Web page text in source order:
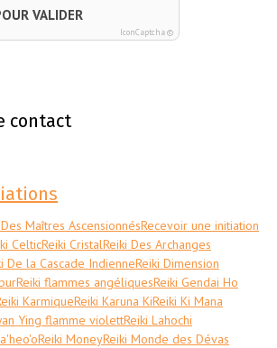
VALIDER
IconCaptcha ©
contact
Maîtres AscensionnésRecevoir une initiation
CelticReiki CristalReiki Des Archanges
De la Cascade IndienneReiki Dimension
Reiki flammes angéliquesReiki Gendai Ho
KarmiqueReiki Karuna KiReiki Ki Mana
Ying flamme violettReiki Lahochi
Reiki MoneyReiki Monde des Dévas